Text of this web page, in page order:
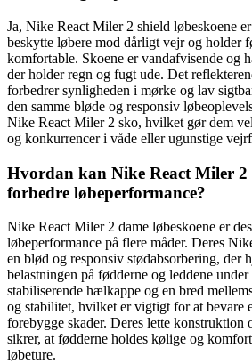
Ja, Nike React Miler 2 shield løbeskoene
beskytte løbere mod dårligt vejr og holder
komfortable. Skoene er vandafvisende og
der holder regn og fugt ude. Det
forbedrer synligheden i mørke og lav
den samme bløde og responsiv
Nike React Miler 2 sko, hvilket gør dem
og konkurrencer i våde eller ugunstige
Hvordan kan Nike React Miler 2
forbedre løbeperformance?
Nike React Miler 2 dame løbeskoene er
løbeperformance på flere måder. Deres
en blød og responsiv stødabsorbering, der
belastningen på fødderne og leddene
stabiliserende hælkappe og en bred
og stabilitet, hvilket er vigtigt for at bevare
forebygge skader. Deres lette konstruktion
sikrer, at fødderne holdes kølige og
løbeture.